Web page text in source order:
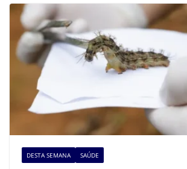
DESTA SEMANA SAÚDE